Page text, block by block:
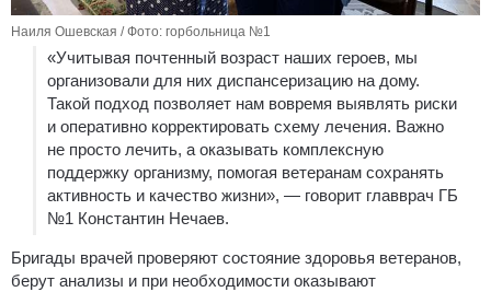
Наиля Ошевская / Фото: горбольница №1
«Учитывая почтенный возраст наших героев, мы
организовали для них диспансеризацию на дому.
Такой подход позволяет нам вовремя выявлять риски
и оперативно корректировать схему лечения. Важно
не просто лечить, а оказывать комплексную
поддержку организму, помогая ветеранам сохранять
активность и качество жизни», — говорит главврач ГБ
№1 Константин Нечаев.
Бригады врачей проверяют состояние здоровья ветеранов,
берут анализы и при необходимости оказывают